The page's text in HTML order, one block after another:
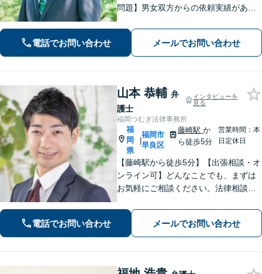
問題】男女双方からの依頼実績があり
せんか？第3者の目線から、さまざまな
解決方法や選択肢の提示をいたします
電話でお問い合わせ メールでお問い合わせ
山本 恭輔 弁
護士
インタビューを
見る
福岡つむぎ法律事務所
福
岡
県
|
福岡市
早良区
藤崎駅 か
ら徒歩5分
営業時間：本
日定休日
【藤崎駅から徒歩5分】【出張相談・オ
ンライン可】どんなことでも、まずは
お気軽にご相談ください。法律相談で
り聞くことが大事だと考えています。
【明瞭でリーズナブルな料金体制】
電話でお問い合わせ メールでお問い合わせ